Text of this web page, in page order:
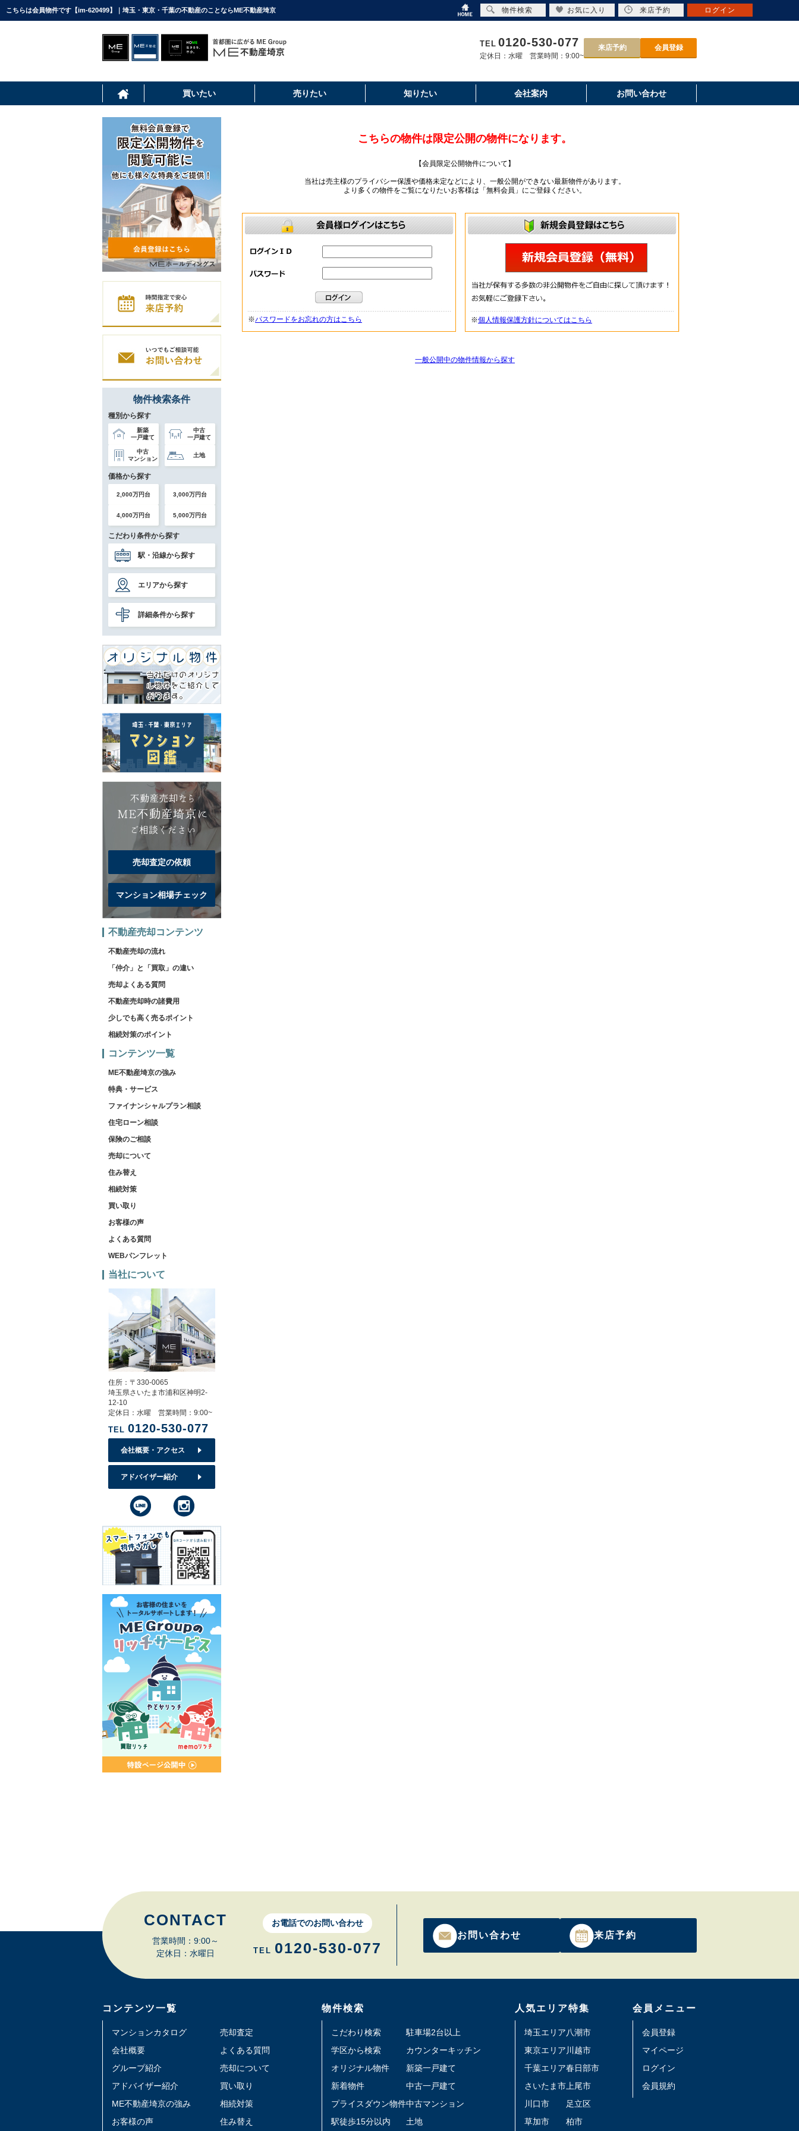
こちらは会員物件です【im-620499】｜埼玉・東京・千葉の不動産のことならME不動産埼京
TEL 0120-530-077
定休日：水曜 営業時間：9:00~
来店予約 会員登録
買いたい 売りたい 知りたい 会社案内 お問い合わせ
こちらの物件は限定公開の物件になります。
【会員限定公開物件について】
当社は売主様のプライバシー保護や価格未定などにより、一般公開ができない最新物件があります。
より多くの物件をご覧になりたいお客様は「無料会員」にご登録ください。
※パスワードをお忘れの方はこちら ※個人情報保護方針についてはこちら
一般公開中の物件情報から探す
物件検索条件
種別から探す
新築
一戸建て
中古
一戸建て
中古
マンション
土地
価格から探す
2,000万円台 3,000万円台
4,000万円台 5,000万円台
こだわり条件から探す
駅・沿線から探す
エリアから探す
詳細条件から探す
売却査定の依頼
マンション相場チェック
不動産売却コンテンツ
不動産売却の流れ
「仲介」と「買取」の違い
売却よくある質問
不動産売却時の諸費用
少しでも高く売るポイント
相続対策のポイント
コンテンツ一覧
ME不動産埼京の強み
特典・サービス
ファイナンシャルプラン相談
住宅ローン相談
保険のご相談
売却について
住み替え
相続対策
買い取り
お客様の声
よくある質問
WEBパンフレット
当社について
住所：〒330-0065
埼玉県さいたま市浦和区神明2-
12-10
定休日：水曜 営業時間：9:00~
TEL 0120-530-077
会社概要・アクセス
アドバイザー紹介
CONTACT
営業時間：9:00～
定休日：水曜日
お電話でのお問い合わせ
TEL 0120-530-077
お問い合わせ 来店予約
コンテンツ一覧
マンションカタログ
会社概要
グループ紹介
アドバイザー紹介
ME不動産埼京の強み
お客様の声
売却査定
よくある質問
売却について
買い取り
相続対策
住み替え
物件検索
こだわり検索
学区から検索
オリジナル物件
新着物件
プライスダウン物件
駅徒歩15分以内
駐車場2台以上
カウンターキッチン
新築一戸建て
中古一戸建て
中古マンション
土地
人気エリア特集
埼玉エリア
東京エリア
千葉エリア
さいたま市
川口市
草加市
八潮市
川越市
春日部市
上尾市
足立区
柏市
会員メニュー
会員登録
マイページ
ログイン
会員規約
物件検索 お気に入り 来店予約 ログイン